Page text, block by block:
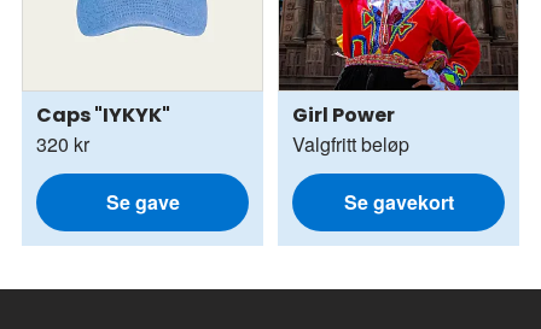
Caps "IYKYK"
320 kr
Se gave
Girl Power
Valgfritt beløp
Se gavekort